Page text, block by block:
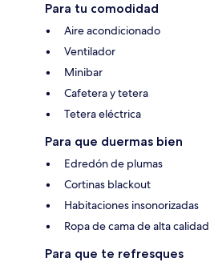
Para tu comodidad
Aire acondicionado
Ventilador
Minibar
Cafetera y tetera
Tetera eléctrica
Para que duermas bien
Edredón de plumas
Cortinas blackout
Habitaciones insonorizadas
Ropa de cama de alta calidad
Para que te refresques